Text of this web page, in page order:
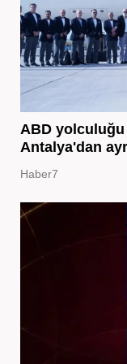
ABD yolculuğu
Antalya'dan
Haber7